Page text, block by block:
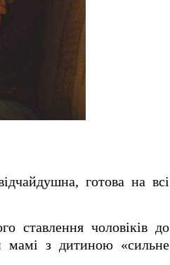
готова на всі
ставлення чоловіків до
мамі з дитиною «сильне